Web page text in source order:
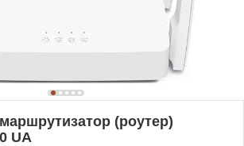
(роутер)
UA